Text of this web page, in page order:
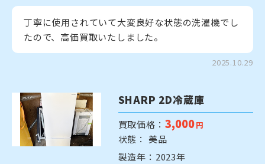
丁寧に使用されていて大変良好な状態の洗濯機でし
たので、高価買取いたしました。
2025.10.29
SHARP 2D冷蔵庫
買取価格： 3,000 円
状態： 美品
製造年：2023年